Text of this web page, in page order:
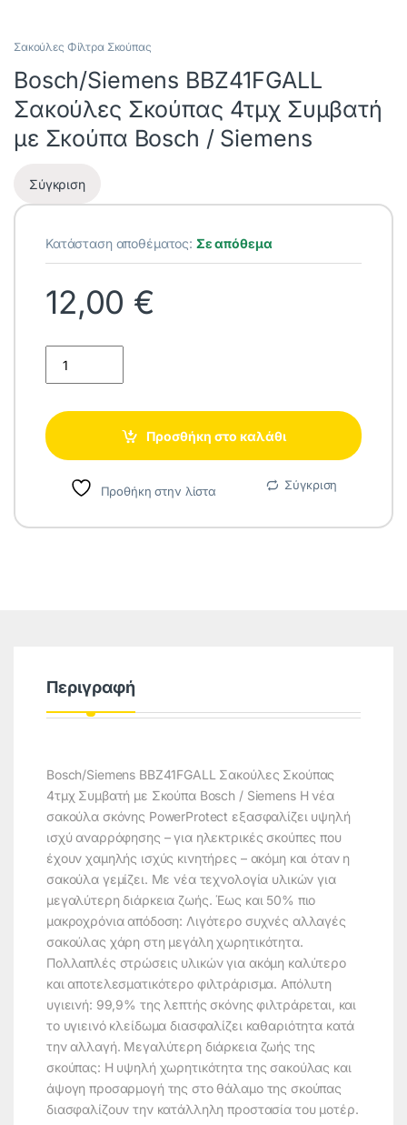
Σακούλες Φίλτρα Σκούπας
Bosch/Siemens BBZ41FGALL
Σακούλες Σκούπας 4τμχ Συμβατή
με Σκούπα Bosch / Siemens
Σύγκριση
Κατάσταση αποθέματος: Σε απόθεμα
12,00 €
Προσθήκη στο καλάθι
Προθήκη στην λίστα Σύγκριση
Περιγραφή
Bosch/Siemens BBZ41FGALL Σακούλες Σκούπας
4τμχ Συμβατή με Σκούπα Bosch / Siemens Η νέα
σακούλα σκόνης PowerProtect εξασφαλίζει υψηλή
ισχύ αναρρόφησης – για ηλεκτρικές σκούπες που
έχουν χαμηλής ισχύς κινητήρες – ακόμη και όταν η
σακούλα γεμίζει. Με νέα τεχνολογία υλικών για
μεγαλύτερη διάρκεια ζωής. Έως και 50% πιο
μακροχρόνια απόδοση: Λιγότερο συχνές αλλαγές
σακούλας χάρη στη μεγάλη χωρητικότητα.
Πολλαπλές στρώσεις υλικών για ακόμη καλύτερο
και αποτελεσματικότερο φιλτράρισμα. Απόλυτη
υγιεινή: 99,9% της λεπτής σκόνης φιλτράρεται, και
το υγιεινό κλείδωμα διασφαλίζει καθαριότητα κατά
την αλλαγή. Μεγαλύτερη διάρκεια ζωής της
σκούπας: Η υψηλή χωρητικότητα της σακούλας και
άψογη προσαρμογή της στο θάλαμο της σκούπας
διασφαλίζουν την κατάλληλη προστασία του μοτέρ.